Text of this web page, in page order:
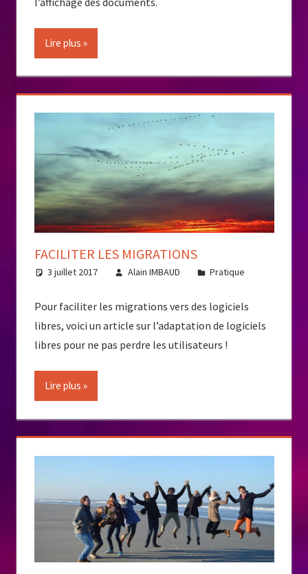
Lire plus
FACILITER LES MIGRATIONS
3 juillet 2017 Alain IMBAUD Pratique
Pour faciliter les migrations vers des logiciels
libres, voici un article sur l’adaptation de logiciels
libres pour ne pas perdre les utilisateurs !
Lire plus